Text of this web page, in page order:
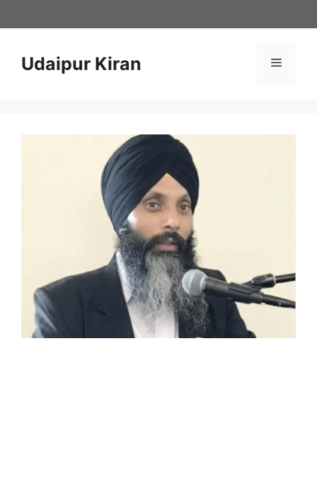
to
Udaipur Kiran Menu